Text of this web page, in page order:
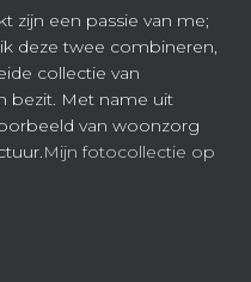
zijn een passie van me;
deze twee combineren,
collectie van
bezit. Met name uit
van woonzorg
Mijn fotocollectie op